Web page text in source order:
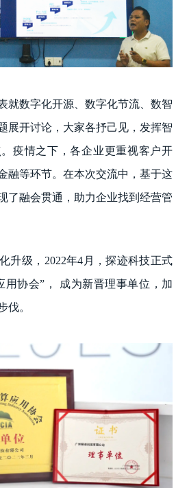
就数字化开源、数字化节流、数智
展开讨论，大家各抒己见，发挥智
疫情之下，各企业更重视客户开
融等环节。在本次交流中，基于这
了融会贯通，助力企业找到经营管
升级，2022年4月，探迹科技正式
用协会”， 成为新晋理事单位，加
伐。